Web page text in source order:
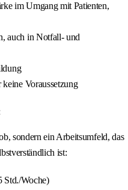
im Umgang mit Patienten,
auch in Notfall- und
Voraussetzung
sondern ein Arbeitsumfeld, das
ist:
Std./Woche)